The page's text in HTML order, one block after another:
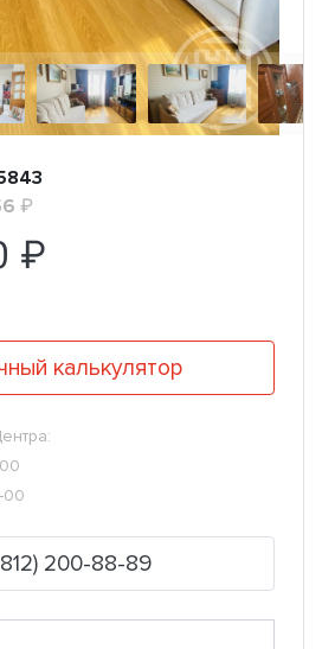
₽
₽
калькулятор
00
200-88-89